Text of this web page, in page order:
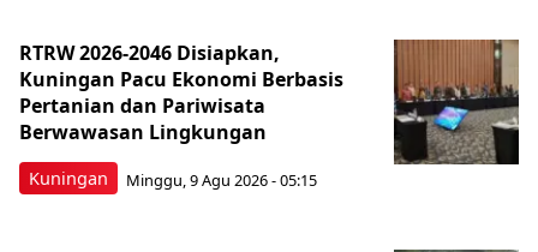
Kuningan
RTRW 2026-2046 Disiapkan,
Kuningan Pacu Ekonomi Berbasis
Pertanian dan Pariwisata
Berwawasan Lingkungan
Minggu, 9 Agu 2026 - 05:15